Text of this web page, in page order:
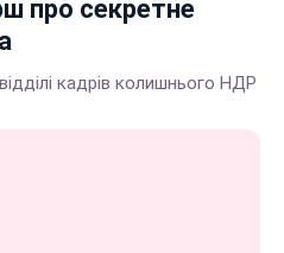
про секретне
кадрів колишнього НДР